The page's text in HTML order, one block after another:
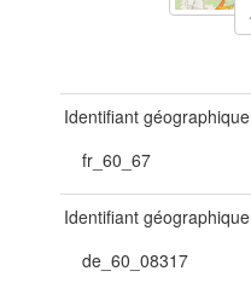
Identifiant géographique
fr_60_67
Identifiant géographique
de_60_08317